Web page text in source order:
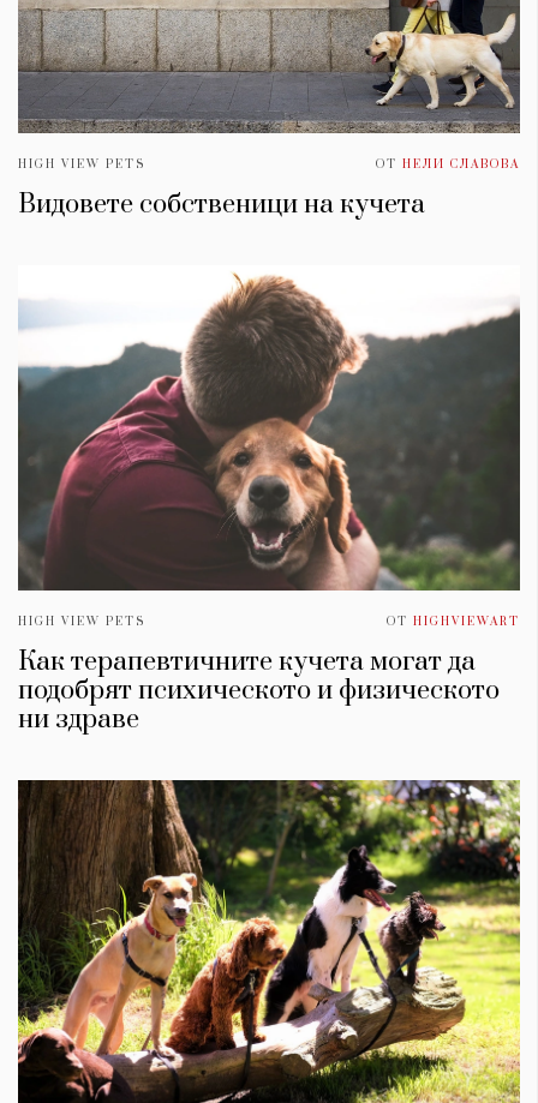
HIGH VIEW PETS ОТ НЕЛИ СЛАВОВА
Видовете собственици на кучета
HIGH VIEW PETS ОТ HIGHVIEWART
Как терапевтичните кучета могат да
подобрят психическото и физическото
ни здраве
КАТЕГОРИИ
Wine&Dine
Подкасти
Мода
Dialogue
Изкуство
ЗА НАС
Условия за
ползване
За нас
Реклама
Политика за